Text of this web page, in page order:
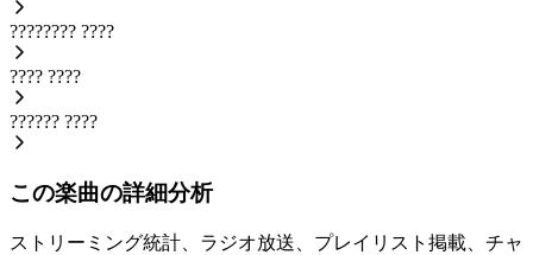
???????? ????
???? ????
?????? ????
この楽曲の詳細分析
ストリーミング統計、ラジオ放送、プレイリスト掲載、チャ